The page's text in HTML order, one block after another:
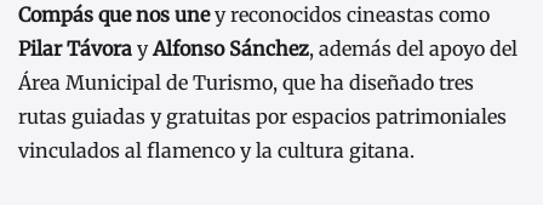
Compás que nos uney reconocidos cineastas como
Pilar Távora yAlfonso Sánchez, además del apoyo del
Área Municipal de Turismo, que ha diseñado tres
rutas guiadas y gratuitas por espacios patrimoniales
vinculados al flamenco y la cultura gitana.